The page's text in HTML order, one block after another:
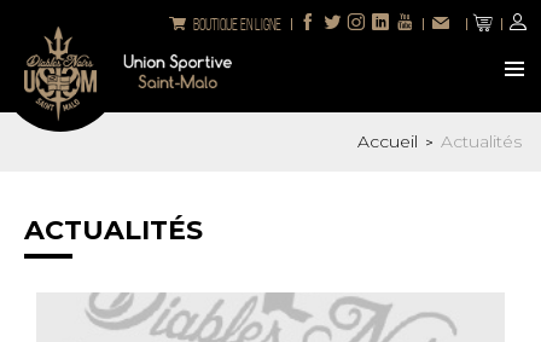
Boutique en ligne
Accueil > Actualités
ACTUALITÉS